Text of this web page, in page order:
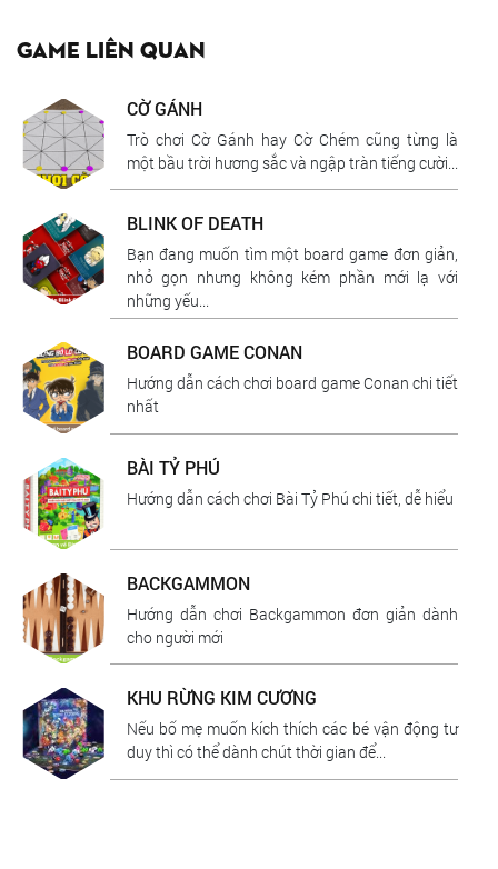
Game liên quan
CỜ GÁNH
Trò chơi Cờ Gánh hay Cờ Chém cũng từng là
một bầu trời hương sắc và ngập tràn tiếng cười...
BLINK OF DEATH
Bạn đang muốn tìm một board game đơn giản,
nhỏ gọn nhưng không kém phần mới lạ với
những yếu...
BOARD GAME CONAN
Hướng dẫn cách chơi board game Conan chi tiết
nhất
BÀI TỶ PHÚ
Hướng dẫn cách chơi Bài Tỷ Phú chi tiết, dễ hiểu
BACKGAMMON
Hướng dẫn chơi Backgammon đơn giản dành
cho người mới
KHU RỪNG KIM CƯƠNG
Nếu bố mẹ muốn kích thích các bé vận động tư
duy thì có thể dành chút thời gian để...